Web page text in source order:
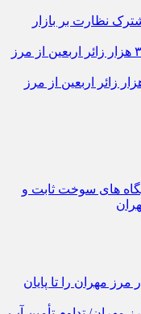
نظارت بر بازار
بیش از یک میلیون و ۳۰۵ هزار زائر اربعین از مرز
های سوخت ثابت و
مرز مهران را تا پایان